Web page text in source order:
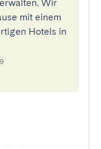
Wir
mit einem
Hotels in